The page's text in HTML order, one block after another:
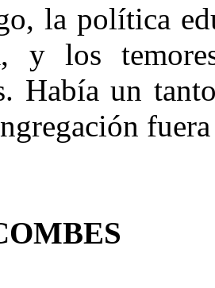
la política
y los
Había un